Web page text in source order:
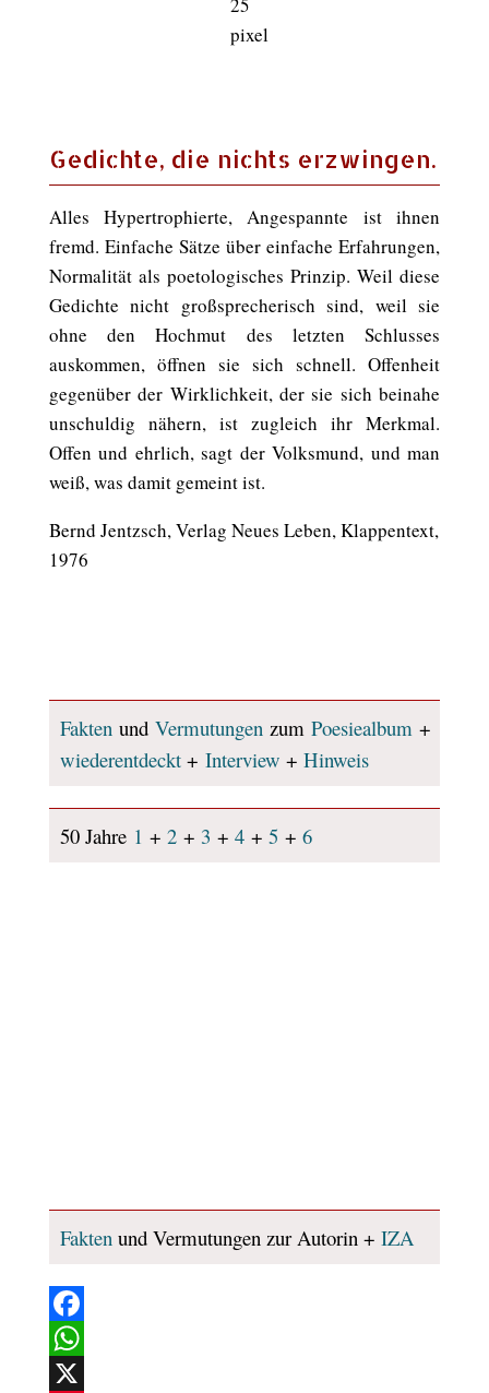
Gedichte, die nichts erzwingen.
Alles Hypertrophierte, Angespannte ist ihnen
fremd. Einfache Sätze über einfache Erfahrungen,
Normalität als poetologisches Prinzip. Weil diese
Gedichte nicht großsprecherisch sind, weil sie
ohne den Hochmut des letzten Schlusses
auskommen, öffnen sie sich schnell. Offenheit
gegenüber der Wirklichkeit, der sie sich beinahe
unschuldig nähern, ist zugleich ihr Merkmal.
Offen und ehrlich, sagt der Volksmund, und man
weiß, was damit gemeint ist.
Bernd Jentzsch, Verlag Neues Leben, Klappentext,
1976
Faktenund Vermutungenzum Poesiealbum+
wiederentdeckt+ Interview + Hinweis
50 Jahre 1 + 2+ 3 + 4+ 5 + 6
Fakten und Vermutungen zur Autorin + IZA
Facebook
WhatsApp